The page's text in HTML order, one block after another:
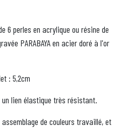
6 perles en acrylique ou résine de
PARABAYA en acier doré à l'or
: 5,2cm
lien élastique très résistant.
de couleurs travaillé, et